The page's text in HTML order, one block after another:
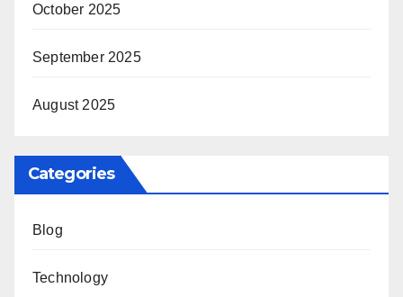
October 2025
September 2025
August 2025
Categories
Blog
Technology